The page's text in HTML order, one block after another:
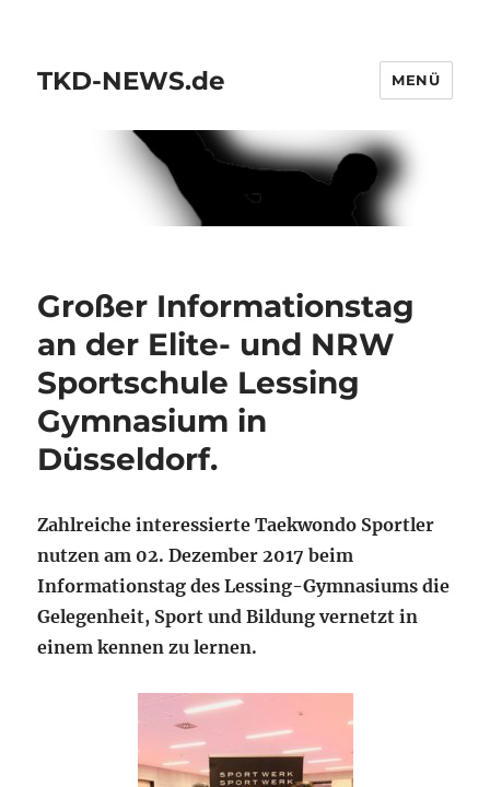
TKD-NEWS.de MENÜ
Großer Informationstag
an der Elite- und NRW
Sportschule Lessing
Gymnasium in
Düsseldorf.
Zahlreiche interessierte Taekwondo Sportler
nutzen am 02. Dezember 2017 beim
Informationstag des Lessing-Gymnasiums die
Gelegenheit, Sport und Bildung vernetzt in
einem kennen zu lernen.